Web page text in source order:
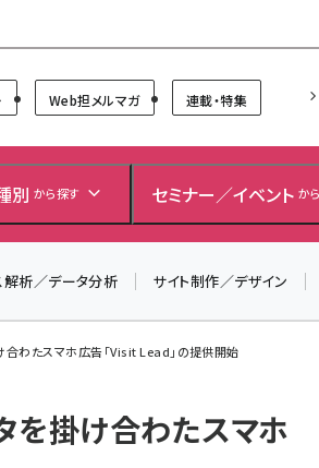
Web担メルマガ 連載・特集
別 から探す セミナー／イベント か
解析／データ分析 サイト制作／デザイン
合わたスマホ広告「Visit Lead」の提供開始
を掛け合わたスマホ
、申し込み受付中！ ／
ティング等に活用するための考え方
ント「生成AI × マーケティング フォー
ちらから▼